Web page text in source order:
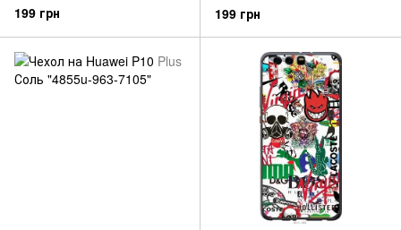
199 грн
7105"
199 грн